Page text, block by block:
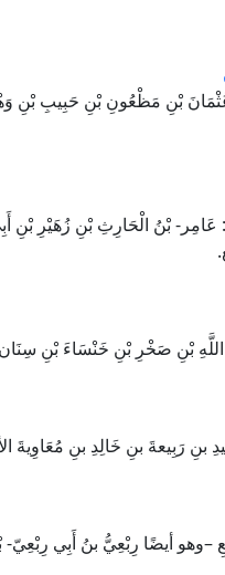
بْنِ مَظْعُونِ بْنِ حَبِيبِ بْنِ
بْنُ الْحَارِثِ بْنِ زُهَيْرِ بْنِ
اللَّهِ بْنِ صَخْرِ بْنِ خَنْسَاءَ بْنِ
بنِ رَبِيعةَ بنِ خَالِدِ بنِ مُعَاوِيةَ
–وهو أيضًا رِبْعِيُّ بنُ أَبِي رِبْعِيّ-